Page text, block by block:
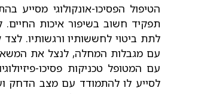
הטיפול הפסיכו-אונקולוגי
תפקיד חשוב בשיפור איכות
לתת ביטוי לחששותיו ורגשותיו.
עם מגבלות המחלה, לנצל את
עם המטופל טכניקות פסיכו-
לסייע לו להתמודד עם מצב הדחק